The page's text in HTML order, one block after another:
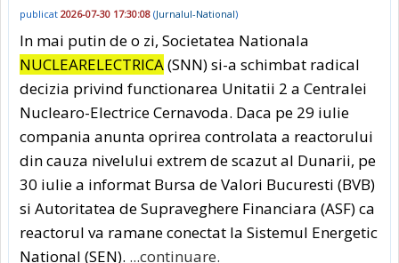
publicat 2026-07-30 17:30:08 (Jurnalul-National)
In mai putin de o zi, Societatea Nationala
NUCLEARELECTRICA(SNN) si-a schimbat radical
decizia privind functionarea Unitatii 2 a Centralei
Nuclearo-Electrice Cernavoda. Daca pe 29 iulie
compania anunta oprirea controlata a reactorului
din cauza nivelului extrem de scazut al Dunarii, pe
30 iulie a informat Bursa de Valori Bucuresti (BVB)
si Autoritatea de Supraveghere Financiara (ASF) ca
reactorul va ramane conectat la Sistemul Energetic
National (SEN). ...continuare.